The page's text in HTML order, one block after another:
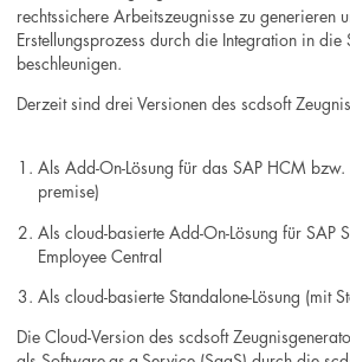
rechtssichere Arbeitszeugnisse zu generieren
Erstellungsprozess durch die Integration in die
beschleunigen.
Derzeit sind drei Versionen des scdsoft
Als Add-On-Lösung für das SAP HCM bzw.
premise)
Als cloud-basierte Add-On-Lösung für SAP
Employee Central
Als cloud-basierte Standalone-Lösung (mit
Die Cloud-Version des scdsoft